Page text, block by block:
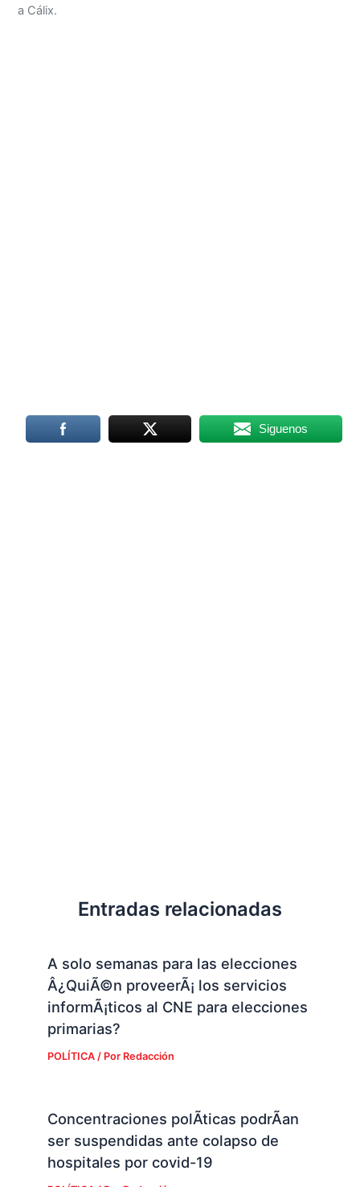
a Cálix.
Siguenos
Entradas relacionadas
A solo semanas para las elecciones
Â¿QuiÃ©n proveerÃ¡ los servicios
informÃ¡ticos al CNE para elecciones
primarias?
POLÍTICA/ Por Redacción
Concentraciones polÃ­ticas podrÃ­an
ser suspendidas ante colapso de
hospitales por covid-19